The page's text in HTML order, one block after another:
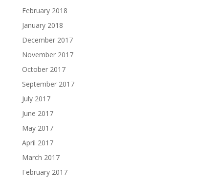
February 2018
January 2018
December 2017
November 2017
October 2017
September 2017
July 2017
June 2017
May 2017
April 2017
March 2017
February 2017